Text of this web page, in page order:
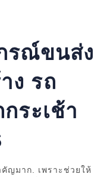
รณ์ขนส่ง
ง รถ
ระเช้า
ญมาก. เพราะช่วยให้